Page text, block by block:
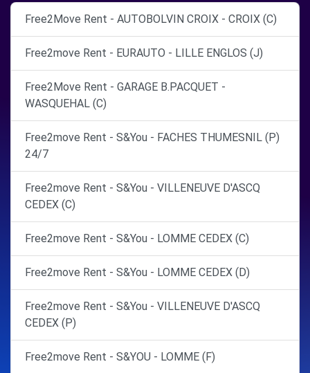
Free2Move Rent - AUTOBOLVIN CROIX - CROIX (C)
Free2move Rent - EURAUTO - LILLE ENGLOS (J)
Free2Move Rent - GARAGE B.PACQUET -
WASQUEHAL (C)
Free2move Rent - S&You - FACHES THUMESNIL (P)
24/7
Free2move Rent - S&You - VILLENEUVE D'ASCQ
CEDEX (C)
Free2move Rent - S&You - LOMME CEDEX (C)
Free2move Rent - S&You - LOMME CEDEX (D)
Free2move Rent - S&You - VILLENEUVE D'ASCQ
CEDEX (P)
Free2move Rent - S&YOU - LOMME (F)